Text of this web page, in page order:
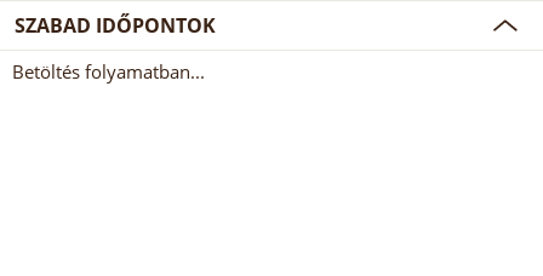
SZABAD IDŐPONTOK
Betöltés folyamatban...